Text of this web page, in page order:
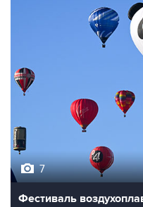
7
Фестиваль